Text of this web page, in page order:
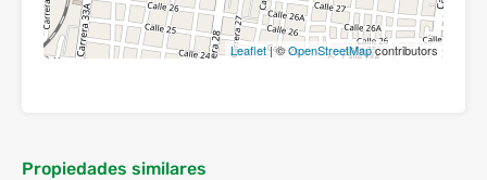
Leaflet| ©OpenStreetMapcontributors
Propiedades similares